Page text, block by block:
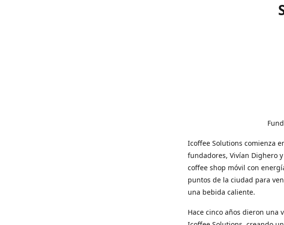
Icoffee Solutions comienza
fundadores, Vivían Dighero
coffee shop móvil con
puntos de la ciudad para
una bebida caliente.
Hace cinco años dieron una